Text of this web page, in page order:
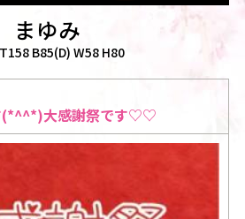
まゆみ
B85(D) W58 H80
(*^^*)大感謝祭です♡♡